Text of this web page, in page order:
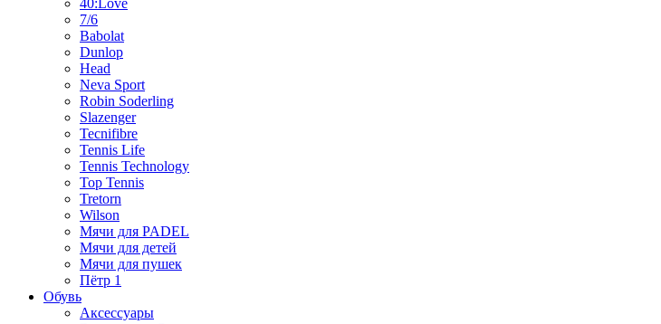
40:Love
7/6
Babolat
Dunlop
Head
Neva Sport
Robin Soderling
Slazenger
Tecnifibre
Tennis Life
Tennis Technology
Top Tennis
Tretorn
Wilson
Мячи для PADEL
Мячи для детей
Мячи для пушек
Пётр 1
Обувь
Аксессуары